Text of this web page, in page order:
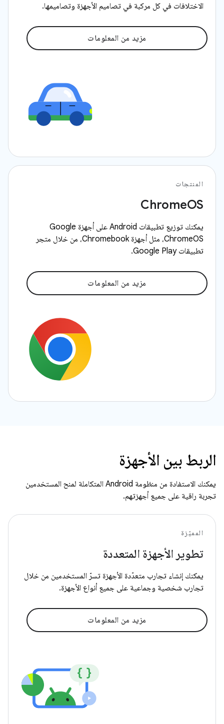
الاختلافات في كل مركبة في تصاميم الأجهزة وتصاميمها.
مزيد من المعلومات
المنتجات
ChromeOS
يمكنك توزيع تطبيقات Android على أجهزة Google
ChromeOS، مثل أجهزة Chromebook، من خلال متجر
تطبيقات Google Play.
مزيد من المعلومات
الربط بين الأجهزة
يمكنك الاستفادة من منظومة Android المتكاملة لمنح المستخدمين
تجربة راقية على جميع أجهزتهم.
المميّزة
تطوير الأجهزة المتعددة
يمكنك إنشاء تجارب متعدّدة الأجهزة تسرّ المستخدمين من خلال
تجارب شخصية وجماعية على جميع أنواع الأجهزة.
مزيد من المعلومات